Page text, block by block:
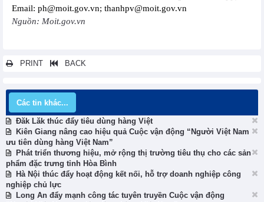
Email: ph@moit.gov.vn; thanhpv@moit.gov.vn
Nguồn: Moit.gov.vn
PRINT BACK
Các tin khác...
Đăk Lăk thúc đẩy tiêu dùng hàng Việt
Kiên Giang nâng cao hiệu quả Cuộc vận động “Người Việt Nam
ưu tiên dùng hàng Việt Nam”
Phát triển thương hiệu, mở rộng thị trường tiêu thụ cho các sản
phẩm đặc trưng tỉnh Hòa Bình
Hà Nội thúc đẩy hoạt động kết nối, hỗ trợ doanh nghiệp công
nghiệp chủ lực
Long An đẩy mạnh công tác tuyên truyền Cuộc vận động